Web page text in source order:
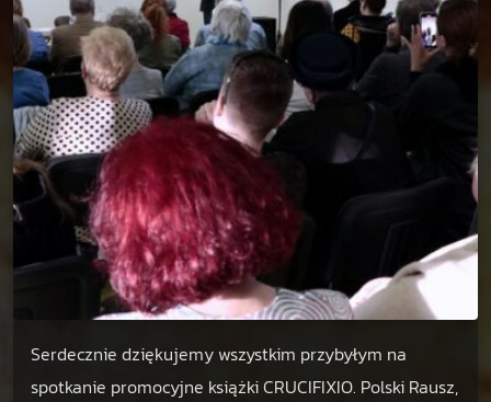
Serdecznie dziękujemy wszystkim przybyłym na
spotkanie promocyjne książki CRUCIFIXIO. Polski Rausz,